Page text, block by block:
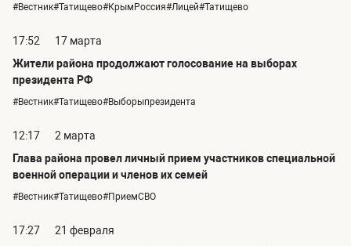
#Вестник#Татищево#КрымРоссия#Лицей#Татищево
17:52
17 марта
Жители района продолжают голосование на выборах
президента РФ
#Вестник#Татищево#Выборыпрезидента
12:17
2 марта
Глава района провел личный прием участников специальной
военной операции и членов их семей
#Вестник#Татищево#ПриемСВО
17:27
21 февраля